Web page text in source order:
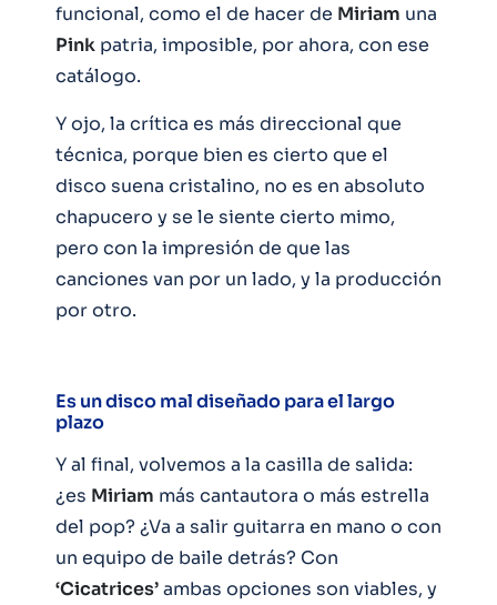
funcional, como el de hacer de Miriam una
Pink patria, imposible, por ahora, con ese
catálogo.
Y ojo, la crítica es más direccional que
técnica, porque bien es cierto que el
disco suena cristalino, no es en absoluto
chapucero y se le siente cierto mimo,
pero con la impresión de que las
canciones van por un lado, y la producción
por otro.
Es un disco mal diseñado para el largo
plazo
Y al final, volvemos a la casilla de salida:
¿es Miriam más cantautora o más estrella
del pop? ¿Va a salir guitarra en mano o con
un equipo de baile detrás? Con
‘Cicatrices’ambas opciones son viables, y